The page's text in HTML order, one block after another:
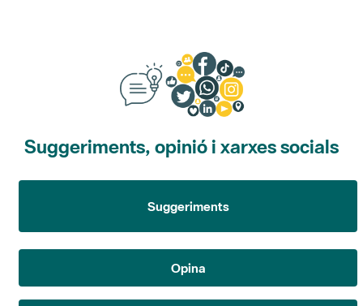
Suggeriments, opinió i xarxes socials
Suggeriments
Opina